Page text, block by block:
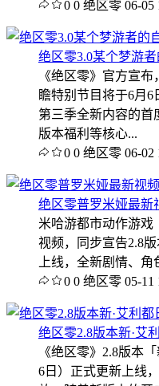
0 0 绝区零 06-05
绝区零3.0某个梦游
《绝区零》官方宣
瞻特别节目将于6月6
第三季全新内容的首
版本福利等核心...
0 0 绝区零 06-02
绝区零普罗米娅最新
米哈游都市动作游戏
视频，同步宣告2.8
上线，全新剧情、
0 0 绝区零 05-11
绝区零2.8版本新·艾
《绝区零》2.8版本
6日）正式更新上线